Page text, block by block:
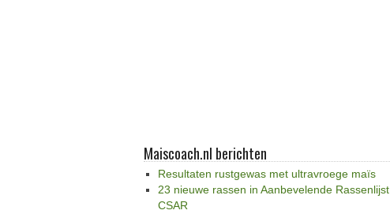
Maiscoach.nl berichten
Resultaten rustgewas met ultravroege maïs
23 nieuwe rassen in Aanbevelende Rassenlijst
CSAR